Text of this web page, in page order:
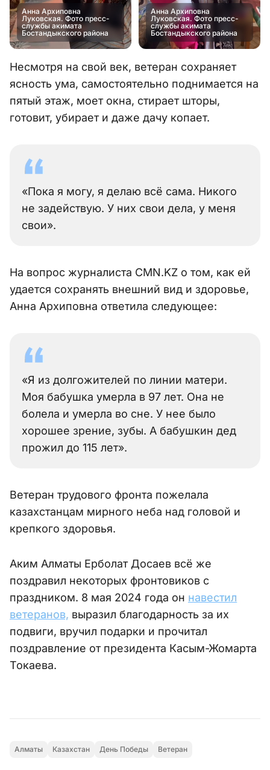
Анна Архиповна
Луковская. Фото пресс-
службы акимата
Бостандыкского района
Анна Архиповна
Луковская. Фото пресс-
службы акимата
Бостандыкского района
Несмотря на свой век, ветеран сохраняет
ясность ума, самостоятельно поднимается на
пятый этаж, моет окна, стирает шторы,
готовит, убирает и даже дачу копает.
«Пока я могу, я делаю всё сама. Никого
не задействую. У них свои дела, у меня
свои».
На вопрос журналиста CMN.KZ о том, как ей
удается сохранять внешний вид и здоровье,
Анна Архиповна ответила следующее:
«Я из долгожителей по линии матери.
Моя бабушка умерла в 97 лет. Она не
болела и умерла во сне. У нее было
хорошее зрение, зубы. А бабушкин дед
прожил до 115 лет».
Ветеран трудового фронта пожелала
казахстанцам мирного неба над головой и
крепкого здоровья.
Аким Алматы Ерболат Досаев всё же
поздравил некоторых фронтовиков с
праздником. 8 мая 2024 года он навестил
ветеранов, выразил благодарность за их
подвиги, вручил подарки и прочитал
поздравление от президента Касым-Жомарта
Токаева.
Алматы Казахстан День Победы Ветеран